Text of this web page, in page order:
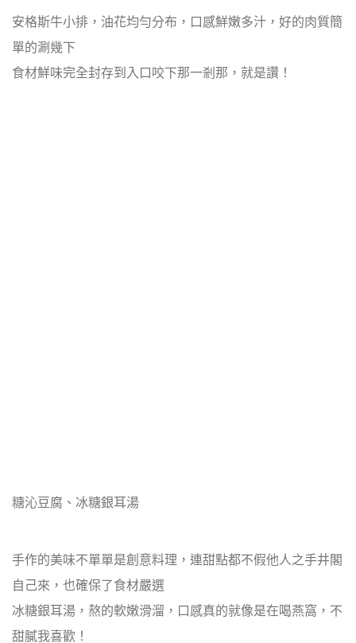
安格斯牛小排，油花均勻分布，口感鮮嫩多汁，好的肉質簡
單的涮幾下
食材鮮味完全封存到入口咬下那一剎那，就是讚！
糖沁豆腐、冰糖銀耳湯
手作的美味不單單是創意料理，連甜點都不假他人之手井閣
自己來，也確保了食材嚴選
冰糖銀耳湯，熬的軟嫩滑溜，口感真的就像是在喝燕窩，不
甜膩我喜歡！